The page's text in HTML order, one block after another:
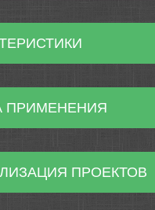
ПРИМЕНЕНИЯ
ПРОЕКТОВ